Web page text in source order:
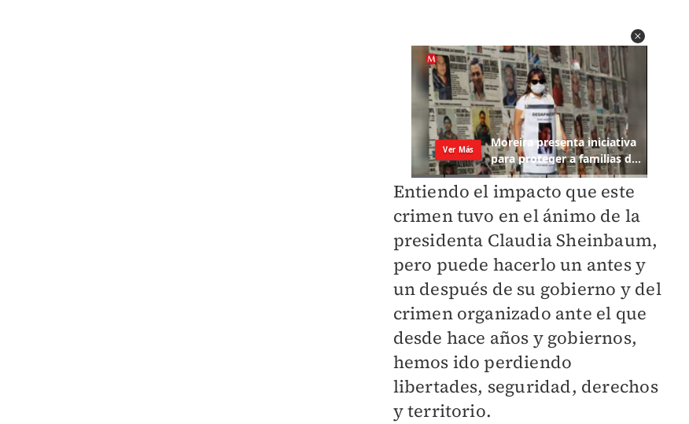
Entiendo el impacto que este
crimen tuvo en el ánimo de la
presidenta Claudia Sheinbaum,
pero puede hacerlo un antes y
un después de su gobierno y del
crimen organizado ante el que
desde hace años y gobiernos,
hemos ido perdiendo
libertades, seguridad, derechos
y territorio.